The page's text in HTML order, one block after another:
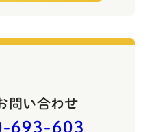
問い合わせ
693-603